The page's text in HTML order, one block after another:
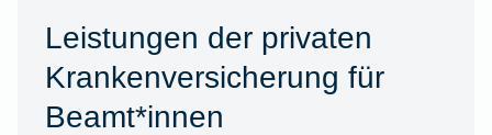
Leistungen der privaten
Krankenversicherung für
Beamt*innen